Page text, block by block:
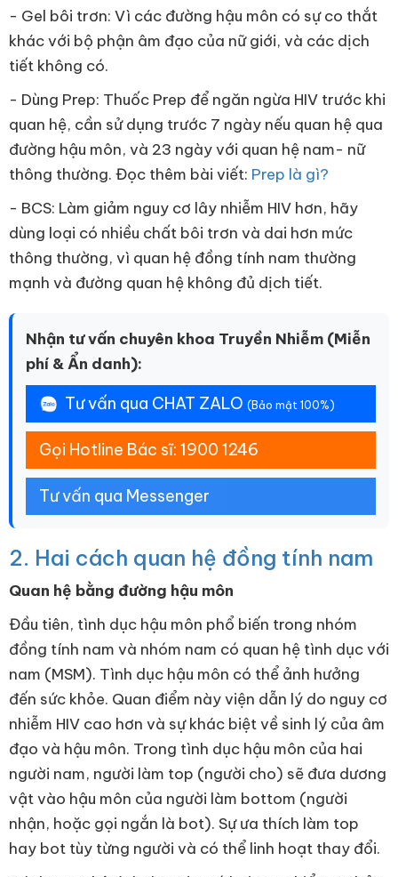
- Gel bôi trơn: Vì các đường hậu môn có sự co thắt
khác với bộ phận âm đạo của nữ giới, và các dịch
tiết không có.
- Dùng Prep: Thuốc Prep để ngăn ngừa HIV trước khi
quan hệ, cần sử dụng trước 7 ngày nếu quan hệ qua
đường hậu môn, và 23 ngày với quan hệ nam- nữ
thông thường. Đọc thêm bài viết: Prep là gì?
- BCS: Làm giảm nguy cơ lây nhiễm HIV hơn, hãy
dùng loại có nhiều chất bôi trơn và dai hơn mức
thông thường, vì quan hệ đồng tính nam thường
mạnh và đường quan hệ không đủ dịch tiết.
Nhận tư vấn chuyên khoa Truyền Nhiễm (Miễn
phí & Ẩn danh):
Tư vấn qua CHAT ZALO (Bảo mật 100%)
Gọi Hotline Bác sĩ: 1900 1246
Tư vấn qua Messenger
2. Hai cách quan hệ đồng tính nam
Quan hệ bằng đường hậu môn
Đầu tiên, tình dục hậu môn phổ biến trong nhóm
đồng tính nam và nhóm nam có quan hệ tình dục với
nam (MSM). Tình dục hậu môn có thể ảnh hưởng
đến sức khỏe. Quan điểm này viện dẫn lý do nguy cơ
nhiễm HIV cao hơn và sự khác biệt về sinh lý của âm
đạo và hậu môn. Trong tình dục hậu môn của hai
người nam, người làm top (người cho) sẽ đưa dương
vật vào hậu môn của người làm bottom (người
nhận, hoặc gọi ngắn là bot). Sự ưa thích làm top
hay bot tùy từng người và có thể linh hoạt thay đổi.